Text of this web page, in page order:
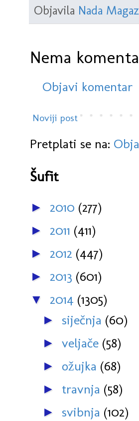
Objavila Nada
Nema
Objavi komentar
Noviji post
Pretplati se na:
Šufit
► 2010 (277)
► 2011 (411)
► 2012 (447)
► 2013 (601)
▼ 2014 (1305)
► siječnja (60)
► veljače (58)
► ožujka (68)
► travnja (58)
► svibnja (102)